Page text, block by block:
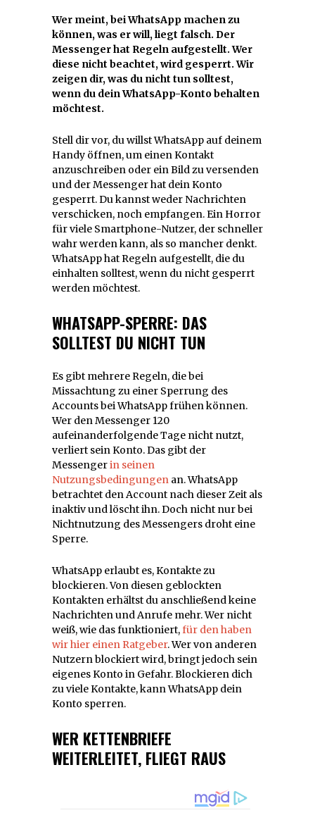
Wer meint, bei WhatsApp machen zu
können, was er will, liegt falsch. Der
Messenger hat Regeln aufgestellt. Wer
diese nicht beachtet, wird gesperrt. Wir
zeigen dir, was du nicht tun solltest,
wenn du dein WhatsApp-Konto behalten
möchtest.
Stell dir vor, du willst WhatsApp auf deinem
Handy öffnen, um einen Kontakt
anzuschreiben oder ein Bild zu versenden
und der Messenger hat dein Konto
gesperrt. Du kannst weder Nachrichten
verschicken, noch empfangen. Ein Horror
für viele Smartphone-Nutzer, der schneller
wahr werden kann, als so mancher denkt.
WhatsApp hat Regeln aufgestellt, die du
einhalten solltest, wenn du nicht gesperrt
werden möchtest.
WHATSAPP-SPERRE: DAS
SOLLTEST DU NICHT TUN
Es gibt mehrere Regeln, die bei
Missachtung zu einer Sperrung des
Accounts bei WhatsApp frühen können.
Wer den Messenger 120
aufeinanderfolgende Tage nicht nutzt,
verliert sein Konto. Das gibt der
Messengerin seinen
Nutzungsbedingungen an. WhatsApp
betrachtet den Account nach dieser Zeit als
inaktiv und löscht ihn. Doch nicht nur bei
Nichtnutzung des Messengers droht eine
Sperre.
WhatsApp erlaubt es, Kontakte zu
blockieren. Von diesen geblockten
Kontakten erhältst du anschließend keine
Nachrichten und Anrufe mehr. Wer nicht
weiß, wie das funktioniert,für den haben
wir hier einen Ratgeber. Wer von anderen
Nutzern blockiert wird, bringt jedoch sein
eigenes Konto in Gefahr. Blockieren dich
zu viele Kontakte, kann WhatsApp dein
Konto sperren.
WER KETTENBRIEFE
WEITERLEITET, FLIEGT RAUS